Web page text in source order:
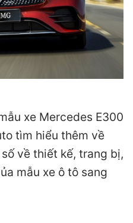
xe Mercedes E300
tìm hiểu thêm về
về thiết kế, trang bị,
mẫu xe ô tô sang